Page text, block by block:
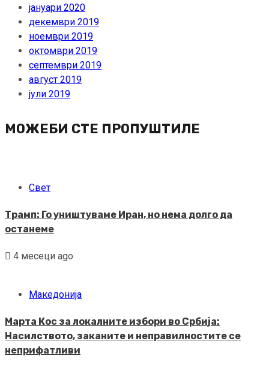
јануари 2020
декември 2019
ноември 2019
октомври 2019
септември 2019
август 2019
јули 2019
МОЖЕБИ СТЕ ПРОПУШТИЛЕ
Свет
Трамп: Го уништуваме Иран, но нема долго да
останеме
4 месеци ago
Македонија
Марта Кос за локалните избори во Србија:
Насилството, заканите и неправилностите се
неприфатливи